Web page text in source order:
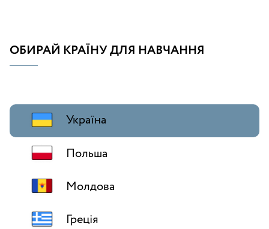
ОБИРАЙ КРАЇНУ ДЛЯ НАВЧАННЯ
Україна
Польша
Молдова
Греція